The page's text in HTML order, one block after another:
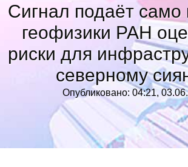
Сигнал подаёт само
геофизики РАН
риски для
северному
Опубликовано: 04:21,
Топ новостей »
Рубрики »
»
Контакт